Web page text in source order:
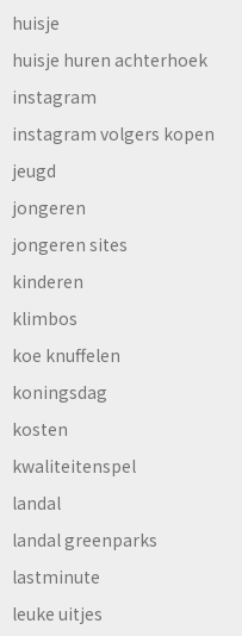
huisje
huisje huren achterhoek
instagram
instagram volgers kopen
jeugd
jongeren
jongeren sites
kinderen
klimbos
koe knuffelen
koningsdag
kosten
kwaliteitenspel
landal
landal greenparks
lastminute
leuke uitjes